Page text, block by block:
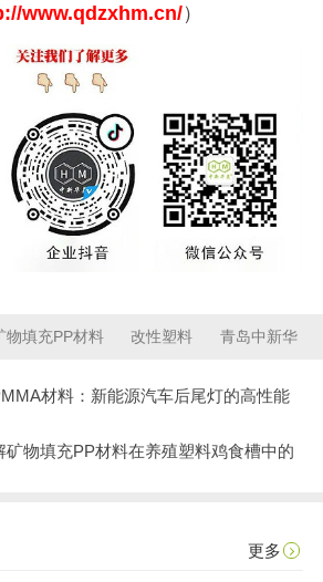
www.qdzxhm.cn/）
物填充PP材料 改性塑料 青岛中新华
材料：新能源汽车后尾灯的高性能
矿物填充PP材料在养殖塑料鸡食槽中的
更多